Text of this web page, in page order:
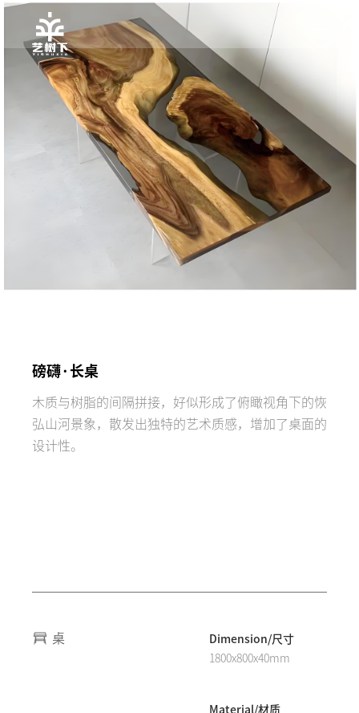
磅礴·长桌
木质与树脂的间隔拼接，好似形成了俯瞰视角下的恢
弘山河景象，散发出独特的艺术质感，增加了桌面的
设计性。
桌
Dimension/尺寸
1800x800x40mm
Material/材质